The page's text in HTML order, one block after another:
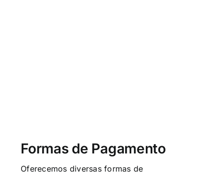
Formas de Pagamento
Oferecemos diversas formas de